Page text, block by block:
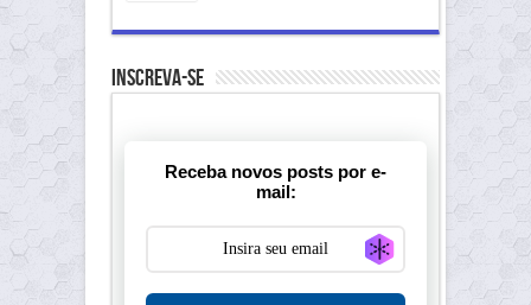
Inscreva-se
Receba novos posts por e-
mail: